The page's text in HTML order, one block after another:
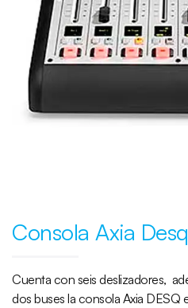
Consola Axia Desq
Cuenta con seis deslizadores,
dos buses la consola Axia DESQ